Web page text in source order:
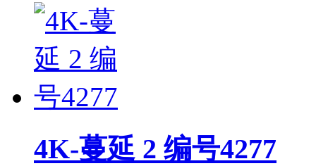
4K-蔓延 2 编号4277